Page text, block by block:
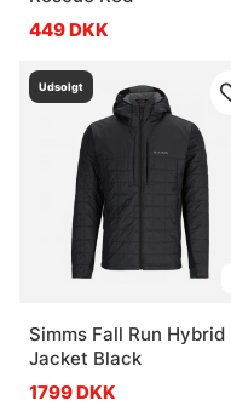
449 DKK
Udsolgt
Simms Fall Run Hybrid
Jacket Black
1799 DKK